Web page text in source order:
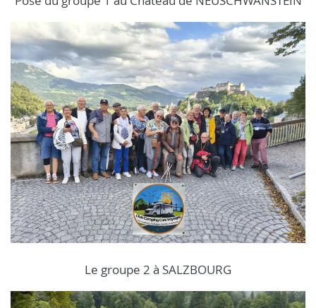
Le groupe 2 à SALZBOURG